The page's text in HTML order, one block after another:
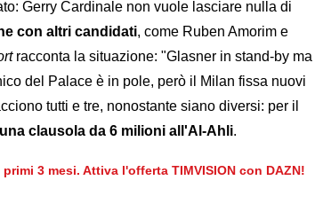
Gerry Cardinale non vuole lasciare nulla di
con altri candidati, come Ruben Amorim e
racconta la situazione: "Glasner in stand-by ma
del Palace è in pole, però il Milan fissa nuovi
tutti e tre, nonostante siano diversi: per il
clausola da 6 milioni all'Al-Ahli.
3 mesi. Attiva l'offerta TIMVISION con DAZN!